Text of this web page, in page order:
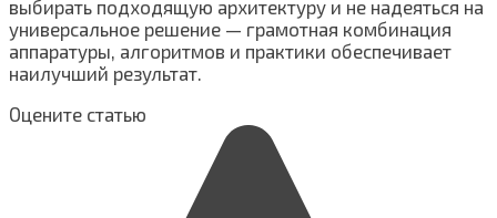
выбирать подходящую архитектуру и не надеяться на
универсальное решение — грамотная комбинация
аппаратуры, алгоритмов и практики обеспечивает
наилучший результат.
Оцените статью